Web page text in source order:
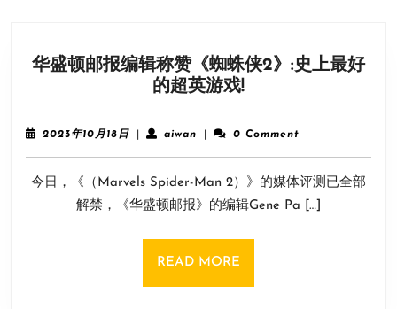
华盛顿邮报编辑称赞《蜘蛛侠2》:史上最好
的超英游戏!华
顿
编
辑
2023年10月18日2023
月
18
日
aiwanaiwan 0 Comment
今日，《（Marvels Spider-Man 2）》的媒体评测已全部
解禁，《华盛顿邮报》的编辑Gene Pa […]
READ MORE